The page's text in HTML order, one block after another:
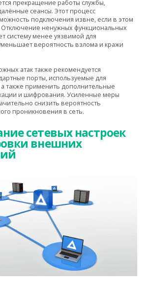
прекращение работы службы,
сеансы. Этот процесс
подключения извне, если в этом
ненужных функциональных
систему менее уязвимой для
вероятность взлома и кражи
атак также рекомендуется
порты, используемые для
а также применить дополнительные
и шифрования. Усиленные меры
снизить вероятность
проникновения в сеть.
сетевых настроек
внешних